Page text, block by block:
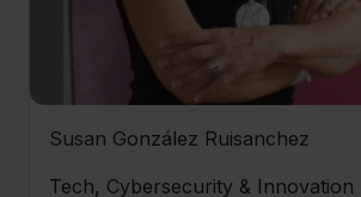
Susan González Ruisanchez
Tech, Cybersecurity & Innovation